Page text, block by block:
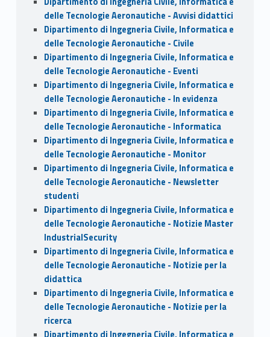
delle Tecnologie Aeronautiche - Avvisi didattici
Dipartimento di Ingegneria Civile, Informatica e
delle Tecnologie Aeronautiche - Civile
Dipartimento di Ingegneria Civile, Informatica e
delle Tecnologie Aeronautiche - Eventi
Dipartimento di Ingegneria Civile, Informatica e
delle Tecnologie Aeronautiche - In evidenza
Dipartimento di Ingegneria Civile, Informatica e
delle Tecnologie Aeronautiche - Informatica
Dipartimento di Ingegneria Civile, Informatica e
delle Tecnologie Aeronautiche - Monitor
Dipartimento di Ingegneria Civile, Informatica e
delle Tecnologie Aeronautiche - Newsletter
studenti
Dipartimento di Ingegneria Civile, Informatica e
delle Tecnologie Aeronautiche - Notizie Master
IndustrialSecurity
Dipartimento di Ingegneria Civile, Informatica e
delle Tecnologie Aeronautiche - Notizie per la
didattica
Dipartimento di Ingegneria Civile, Informatica e
delle Tecnologie Aeronautiche - Notizie per la
ricerca